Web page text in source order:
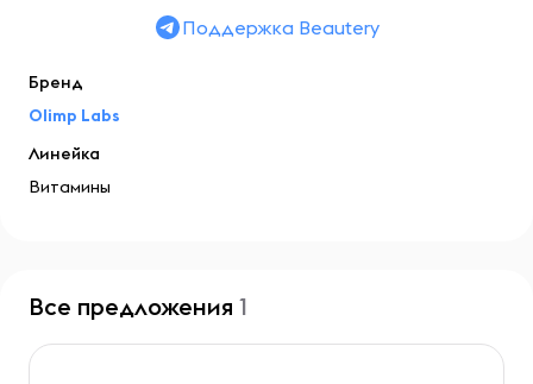
Поддержка Beautery
Бренд
Olimp Labs
Линейка
Витамины
Все предложения 1